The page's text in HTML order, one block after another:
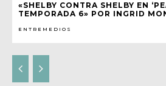
«SHELBY CONTRA SHELBY EN
TEMPORADA 6» POR INGRID
ENTREMEDIOS